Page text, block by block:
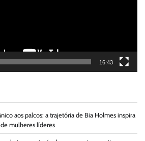
16:43
aos palcos: a trajetória de Bia Holmes inspira
mulheres líderes